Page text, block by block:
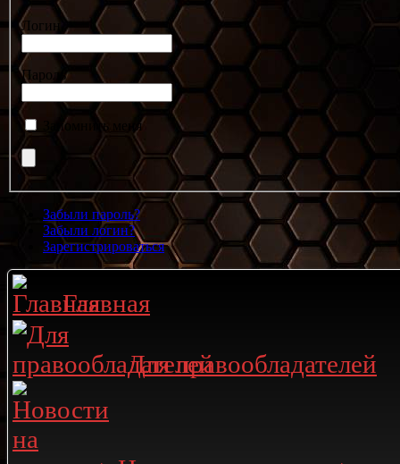
Логин
Пароль
Запомнить меня
Забыли пароль?
Забыли логин?
Зарегистрироваться
Главная
Для правообладателей